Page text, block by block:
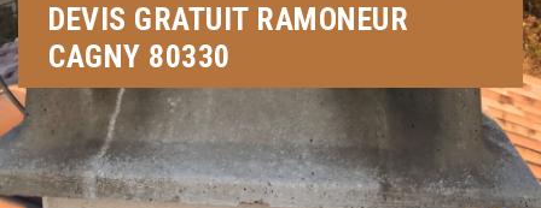
DEVIS GRATUIT RAMONEUR
CAGNY 80330